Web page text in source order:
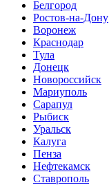
Белгород
Ростов-на-Дону
Воронеж
Краснодар
Тула
Донецк
Новороссийск
Мариуполь
Сарапул
Рыбиск
Уральск
Калуга
Пенза
Нефтекамск
Ставрополь